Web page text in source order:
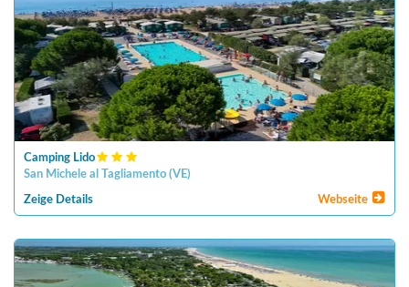
Camping Lido
San Michele al Tagliamento (VE)
Zeige Details Webseite